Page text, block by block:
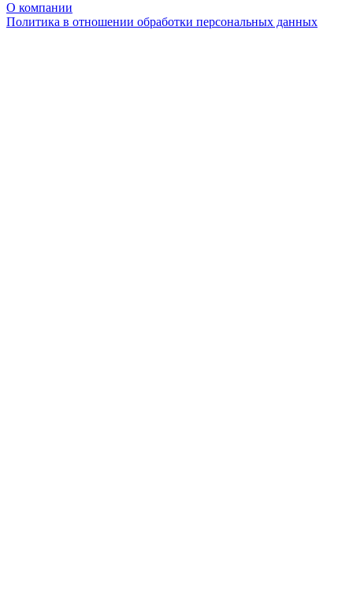
О компании
Политика в отношении обработки персональных данных